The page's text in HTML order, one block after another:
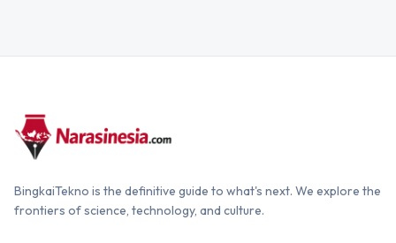
BingkaiTekno is the definitive guide to what's next. We explore the
frontiers of science, technology, and culture.